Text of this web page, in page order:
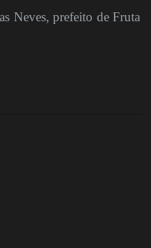
Neves, prefeito de Fruta